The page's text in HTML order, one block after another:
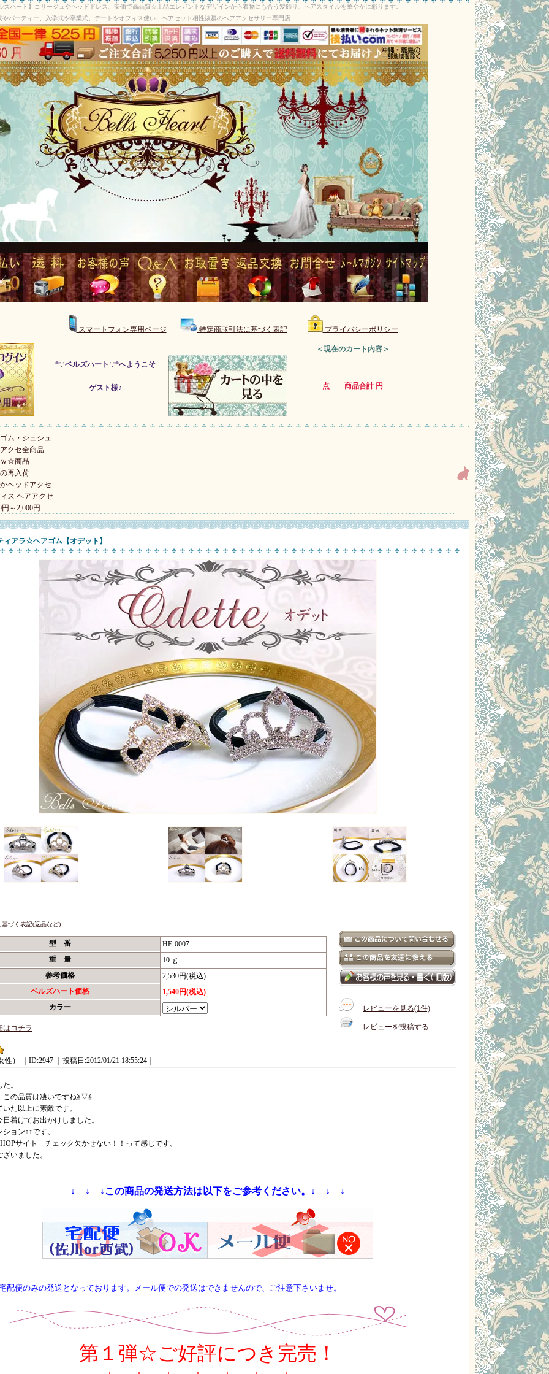
ハート】コサージュやヘッドドレス、安価で高品質☆上品エレガントなデザインから着物にも合う髪飾り、ヘアスタイルを華やかに彩ります。
やパーティー、入学式や卒業式、デートやオフィス使い、ヘアセット相性抜群のヘアアクセサリー専門店
スマートフォン専用ページ 特定商取引法に基づく表記 プライバシーポリシー
*∵ベルズハート∵*へようこそ
ゲスト様♪
＜現在のカート内容＞
点 商品合計 円
ム・シュシュ
クセ全商品
☆商品
再入荷
ヘッドアクセ
ス ヘアアクセ
円～2,000円
ィアラ☆ヘアゴム【オデット】
づく表記(返品など)
型 番
HE-0007
重 量
10 ｇ
参考価格
2,530円(税込)
ベルズハート価格
1,540円(税込)
カラー
はコチラ
レビューを見る(1件)
レビューを投稿する
性） ｜ID:2947 ｜投稿日:2012/01/21 18:55:24｜
。
この品質は凄いですね≧▽≦
た以上に素敵です。
着けてお出かけしました。
ョン↑↑です。
サイト チェック欠かせない！！って感じです。
いました。
↓ ↓ ↓この商品の発送方法は以下をご参考ください。↓ ↓ ↓
配便のみの発送となっております。メール便での発送はできませんので、ご注意下さいませ。
第１弾☆ご好評につき完売！